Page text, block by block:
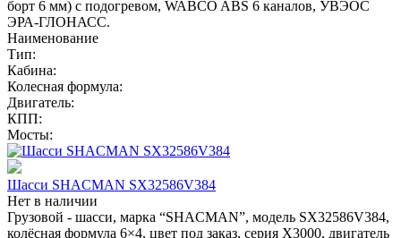
борт 6 мм) с подогревом, WABCO ABS 6 каналов, УВЭОС
ЭРА-ГЛОНАСС.
Наименование
Тип:
Кабина:
Колесная формула:
Двигатель:
КПП:
Мосты:
Шасси SHACMAN SX32586V384
Нет в наличии
Грузовой - шасси, марка “SHACMAN”, модель SX32586V384,
колёсная формула 6×4, цвет под заказ, серия X3000, двигатель